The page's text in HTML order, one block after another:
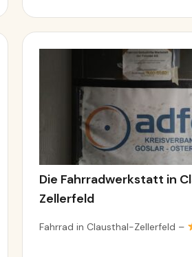
Die Fahrradwerkstatt in
Zellerfeld
Fahrrad in Clausthal-Zellerfeld –